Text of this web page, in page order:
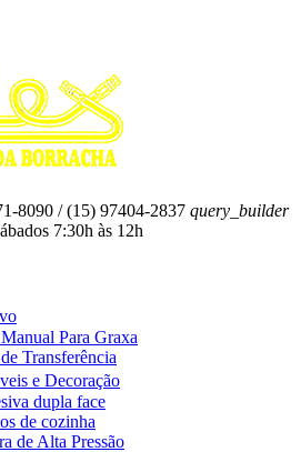
8090 / (15) 97404-2837 query_builder
7:30h às 12h
Para Graxa
Transferência
e Decoração
dupla face
de cozinha
de Alta Pressão